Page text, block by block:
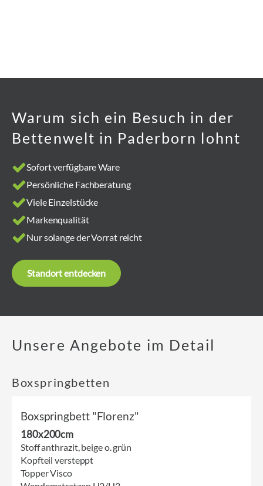
Warum sich ein Besuch in der
Bettenwelt in Paderborn lohnt
Sofort verfügbare Ware
Persönliche Fachberatung
Viele Einzelstücke
Markenqualität
Nur solange der Vorrat reicht
Standort entdecken
Unsere Angebote im Detail
Boxspringbetten
Boxspringbett "Florenz"
180x200cm
Stoff anthrazit, beige o. grün
Kopfteil versteppt
Topper Visco